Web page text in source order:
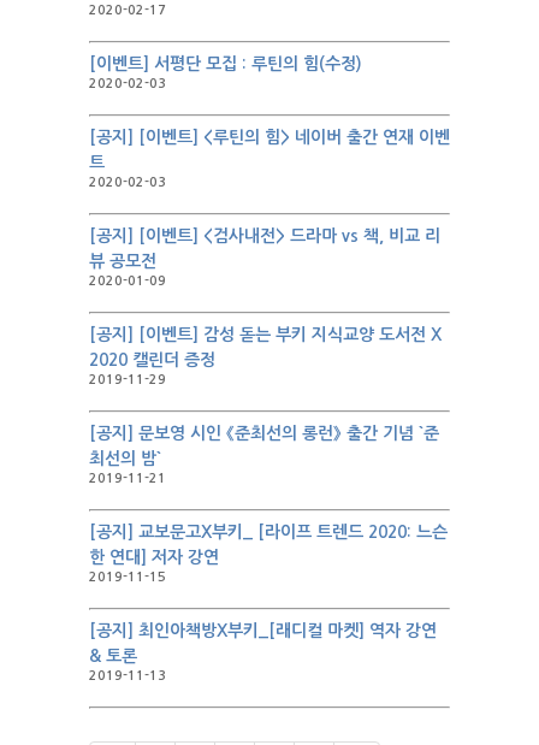
2020-02-17
[이벤트] 서평단 모집 : 루틴의 힘(수정)
2020-02-03
[공지] [이벤트] <루틴의 힘> 네이버 출간 연재 이벤
트
2020-02-03
[공지] [이벤트] <검사내전> 드라마 vs 책, 비교 리
뷰 공모전
2020-01-09
[공지] [이벤트] 감성 돋는 부키 지식교양 도서전 X
2020 캘린더 증정
2019-11-29
[공지] 문보영 시인 《준최선의 롱런》 출간 기념 `준
최선의 밤`
2019-11-21
[공지] 교보문고X부키_ [라이프 트렌드 2020: 느슨
한 연대] 저자 강연
2019-11-15
[공지] 최인아책방X부키_[래디컬 마켓] 역자 강연
& 토론
2019-11-13